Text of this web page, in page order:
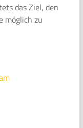
das Ziel, den
möglich zu